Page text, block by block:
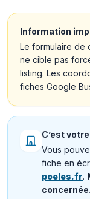
Information
Le formulaire de
ne cible pas
listing. Les
fiches Google
C’est
Vous
fiche en
poeles.fr.
concernée.